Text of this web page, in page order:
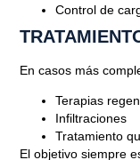
Control de
En casos más
Terapias
Infiltraciones
Tratamiento
El objetivo siempre